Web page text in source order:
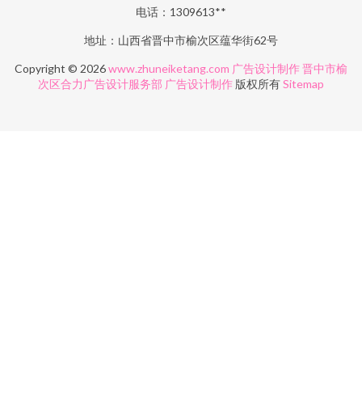
电话：1309613**
地址：山西省晋中市榆次区蕴华街62号
Copyright © 2026www.zhuneiketang.com 广告设计制作晋中市榆
次区合力广告设计服务部 广告设计制作 版权所有Sitemap